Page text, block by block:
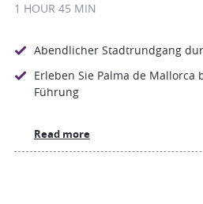
1 HOUR 45 MIN
Abendlicher Stadtrundgang
Erleben Sie Palma de
Führung
Read more